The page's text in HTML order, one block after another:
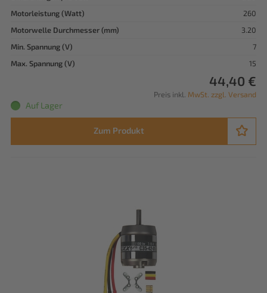
Motorleistung (Watt)
260
Motorwelle Durchmesser (mm)
3.20
Min. Spannung (V)
7
Max. Spannung (V)
15
44,40 €
Preis inkl. MwSt. zzgl. Versand
Auf Lager
Zum Produkt